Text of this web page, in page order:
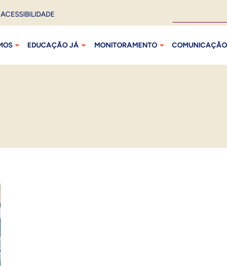
ACESSIBILIDADE
EDUCAÇÃO JÁ MONITORAMENTO COMUNICAÇÃO